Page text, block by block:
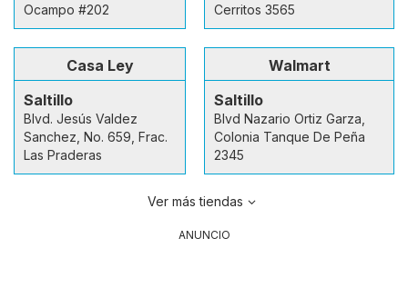
Ocampo #202
Cerritos 3565
Casa Ley
Saltillo
Blvd. Jesús Valdez
Sanchez, No. 659, Frac.
Las Praderas
Walmart
Saltillo
Blvd Nazario Ortiz Garza,
Colonia Tanque De Peña
2345
Ver más tiendas
ANUNCIO